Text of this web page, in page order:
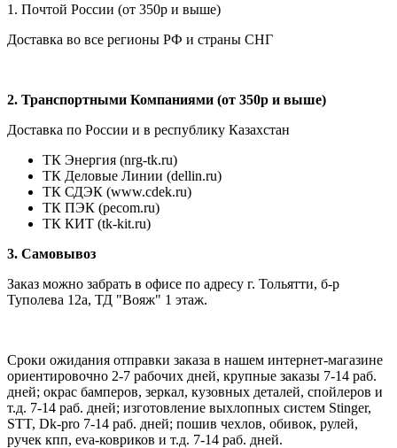
1. Почтой России (от 350р и выше)
Доставка во все регионы РФ и страны СНГ
2. Транспортными Компаниями (от 350р и выше)
Доставка по России и в республику Казахстан
ТК Энергия (nrg-tk.ru)
ТК Деловые Линии (dellin.ru)
ТК СДЭК (www.cdek.ru)
ТК ПЭК (pecom.ru)
ТК КИТ (tk-kit.ru)
3. Самовывоз
Заказ можно забрать в офисе по адресу г. Тольятти, б-р
Туполева 12а, ТД "Вояж" 1 этаж.
Сроки ожидания отправки заказа в нашем интернет-магазине
ориентировочно 2-7 рабочих дней, крупные заказы 7-14 раб.
дней; окрас бамперов, зеркал, кузовных деталей, спойлеров и
т.д. 7-14 раб. дней; изготовление выхлопных систем Stinger,
STT, Dk-pro 7-14 раб. дней; пошив чехлов, обивок, рулей,
ручек кпп, eva-ковриков и т.д. 7-14 раб. дней.